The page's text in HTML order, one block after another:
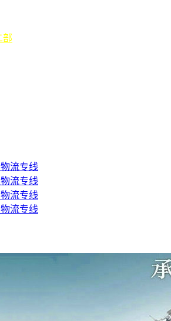
部
流专线
流专线
流专线
流专线